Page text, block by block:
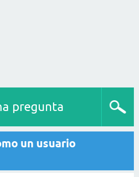
pregunta
un usuario